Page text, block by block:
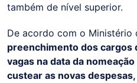
também de nível superior.
De acordo com o Ministério
preenchimento dos cargos
vagas na data da
custear as novas